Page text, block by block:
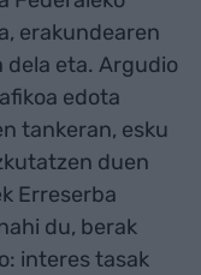
erakundearen
eta. Argudio
edota
tankeran, esku
duen
Erreserba
du, berak
interes tasak